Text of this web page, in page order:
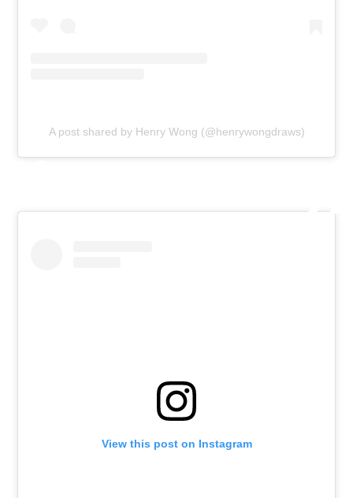
A post shared by Henry Wong (@henrywongdraws)
View this post on Instagram